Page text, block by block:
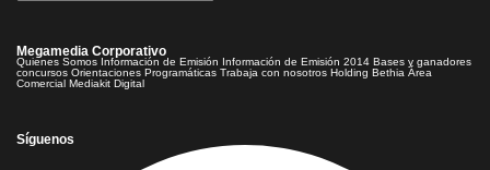
Megamedia Corporativo
Quienes Somos Información de Emisión Información de Emisión 2014 Bases y ganadores
concursos Orientaciones Programáticas Trabaja con nosotros Holding Bethia Área
Comercial Mediakit Digital
Síguenos